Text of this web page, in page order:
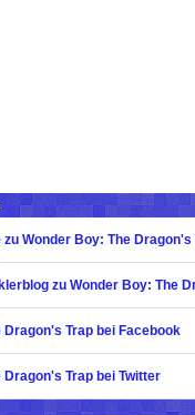
Wonder Boy: The Dragon's
zu Wonder Boy: The
Dragon's Trap bei Facebook
Trap bei Twitter